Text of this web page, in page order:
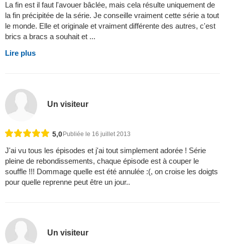
La fin est il faut l'avouer bâclée, mais cela résulte uniquement de
la fin précipitée de la série. Je conseille vraiment cette série a tout
le monde. Elle et originale et vraiment différente des autres, c'est
brics a bracs a souhait et ...
Lire plus
Un visiteur
5,0Publiée le 16 juillet 2013
J'ai vu tous les épisodes et j'ai tout simplement adorée ! Série
pleine de rebondissements, chaque épisode est à couper le
souffle !!! Dommage quelle est été annulée :(, on croise les doigts
pour quelle reprenne peut être un jour..
Un visiteur